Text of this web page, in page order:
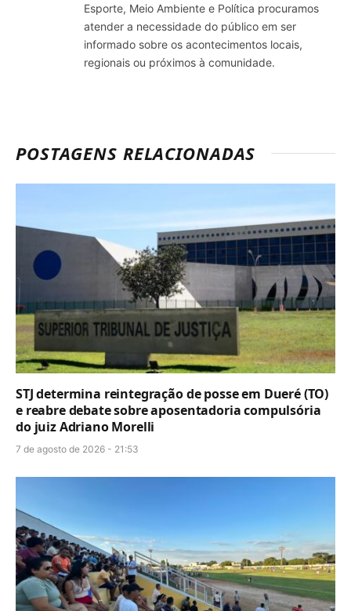
Esporte, Meio Ambiente e Política procuramos
atender a necessidade do público em ser
informado sobre os acontecimentos locais,
regionais ou próximos à comunidade.
POSTAGENS RELACIONADAS
STJ determina reintegração de posse em Dueré (TO)
e reabre debate sobre aposentadoria compulsória
do juiz Adriano Morelli
7 de agosto de 2026 - 21:53